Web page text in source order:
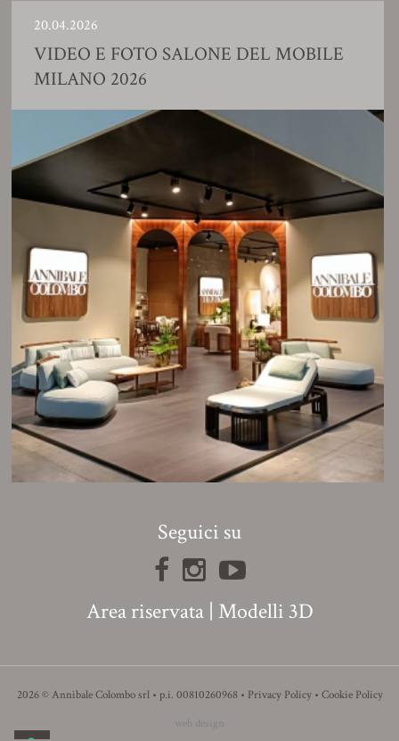
E FOTO SALONE DEL MOBILE
2026
Seguici su
Area riservata| Modelli 3D
2026 © Annibale Colombo srl • p.i. 00810260968 • Privacy Policy• Cookie Policy
web design